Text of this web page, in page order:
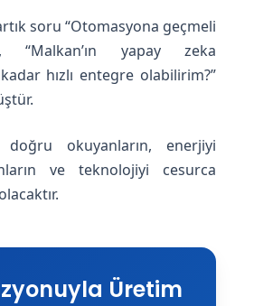
soru “Otomasyona geçmeli
“Malkan’ın yapay zeka
hızlı entegre olabilirim?”
doğru okuyanların, enerjiyi
ve teknolojiyi cesurca
Üretim